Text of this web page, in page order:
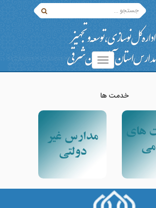
خدمت ها